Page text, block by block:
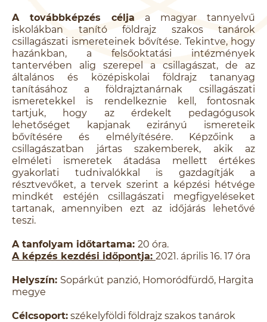
A továbbképzés célja a magyar tannyelvű
iskolákban tanító földrajz szakos tanárok
csillagászati ismereteinek bővítése. Tekintve, hogy
hazánkban, a felsőoktatási intézmények
tantervében alig szerepel a csillagászat, de az
általános és középiskolai földrajz tananyag
tanításához a földrajztanárnak csillagászati
ismeretekkel is rendelkeznie kell, fontosnak
tartjuk, hogy az érdekelt pedagógusok
lehetőséget kapjanak ezirányú ismereteik
bővítésére és elmélyítésére. Képzőink a
csillagászatban jártas szakemberek, akik az
elméleti ismeretek átadása mellett értékes
gyakorlati tudnivalókkal is gazdagítják a
résztvevőket, a tervek szerint a képzési hétvége
mindkét estéjén csillagászati megfigyeléseket
tartanak, amennyiben ezt az időjárás lehetővé
teszi.
A tanfolyam időtartama: 20 óra.
A képzés kezdési időpontja: 2021. április 16. 17 óra
Helyszín: Sopárkút panzió, Homoródfürdő, Hargita
megye
Célcsoport: székelyföldi földrajz szakos tanárok